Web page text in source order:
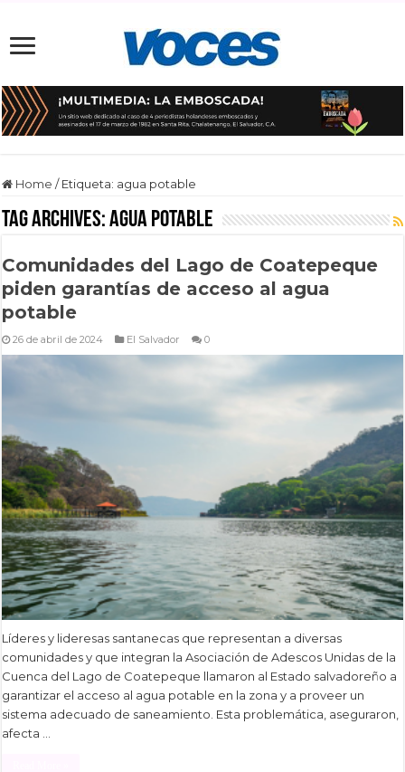
Home / Etiqueta: agua potable
Tag Archives:agua potable
Comunidades del Lago de Coatepeque
piden garantías de acceso al agua
potable
26 de abril de 2024 El Salvador 0
Líderes y lideresas santanecas que representan a diversas
comunidades y que integran la Asociación de Adescos Unidas de la
Cuenca del Lago de Coatepeque llamaron al Estado salvadoreño a
garantizar el acceso al agua potable en la zona y a proveer un
sistema adecuado de saneamiento. Esta problemática, aseguraron,
afecta …